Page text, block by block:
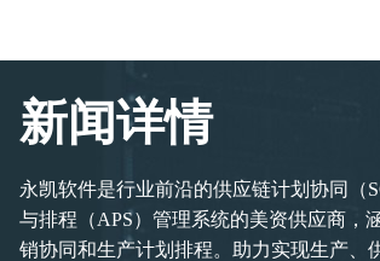
新闻详情
永凯软件是行业前沿的供应链计划协同（
与排程（APS）管理系统的美资供应商，
销协同和生产计划排程。助力实现生产、